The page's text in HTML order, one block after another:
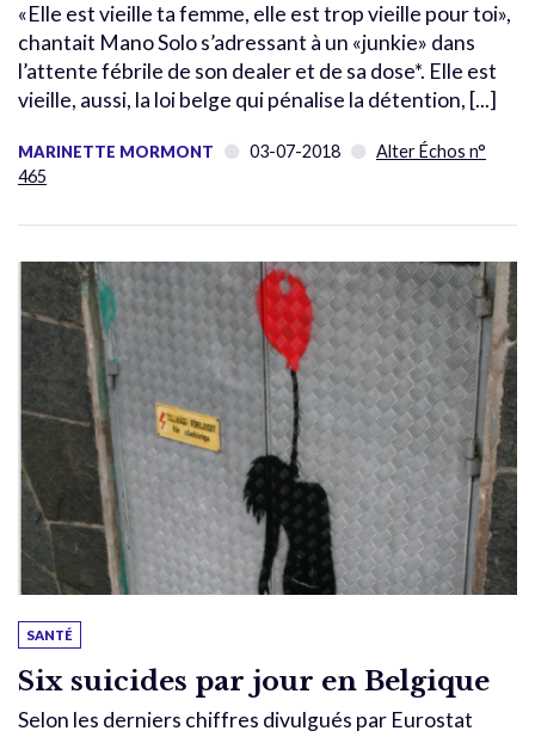
«Elle est vieille ta femme, elle est trop vieille pour toi»,
chantait Mano Solo s’adressant à un «junkie» dans
l’attente fébrile de son dealer et de sa dose*. Elle est
vieille, aussi, la loi belge qui pénalise la détention, [...]
MARINETTE MORMONT 03-07-2018
Alter Échos n°
465
SANTÉ
Six suicides par jour en Belgique
Selon les derniers chiffres divulgués par Eurostat